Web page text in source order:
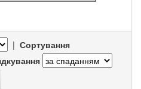
| Сортування